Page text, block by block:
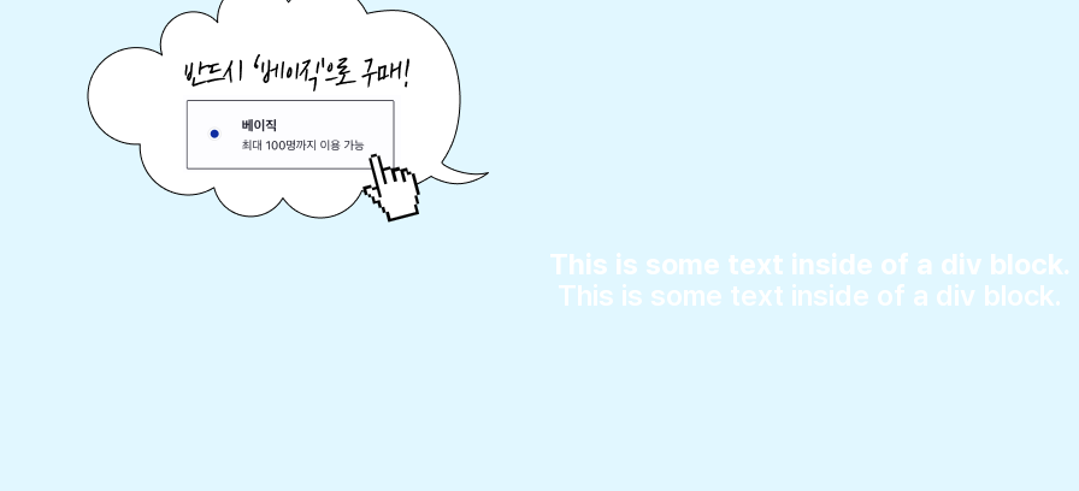
This is some text inside of a div block.
This is some text inside of a div block.